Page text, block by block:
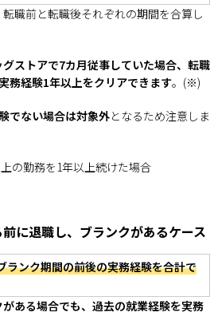
職前と転職後それぞれの期間を合算し
ストアで7カ月従事していた場合、転職
務経験1年以上をクリアできます。(※)
でない場合は対象外となるため注意しま
の勤務を1年以上続けた場合
に退職し、ブランクがあるケース
ランク期間の前後の実務経験を合計で
ある場合でも、過去の就業経験を実務